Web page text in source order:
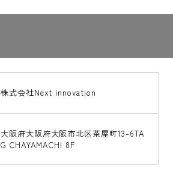
株式会社Next innovation
大阪府大阪府大阪市北区茶屋町13-6TA
G CHAYAMACHI 8F